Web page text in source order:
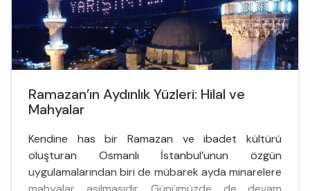
Ramazan’ın Aydınlık Yüzleri: Hilal ve
Mahyalar
Kendine has bir Ramazan ve ibadet kültürü
oluşturan Osmanlı İstanbul’unun özgün
uygulamalarından biri de mübarek ayda minarelere